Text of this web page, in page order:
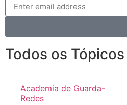
Todos os Tópicos
Academia de Guarda-
Redes